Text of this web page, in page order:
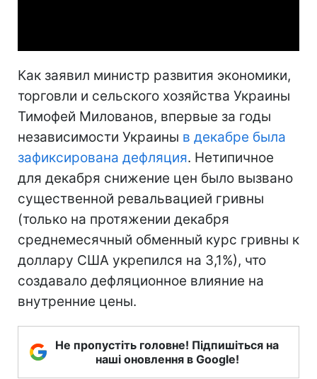
Как заявил министр развития экономики,
торговли и сельского хозяйства Украины
Тимофей Милованов, впервые за годы
независимости Украины в декабре была
зафиксирована дефляция. Нетипичное
для декабря снижение цен было вызвано
существенной ревальвацией гривны
(только на протяжении декабря
среднемесячный обменный курс гривны к
доллару США укрепился на 3,1%), что
создавало дефляционное влияние на
внутренние цены.
Не пропустіть головне! Підпишіться на
наші оновлення в Google!